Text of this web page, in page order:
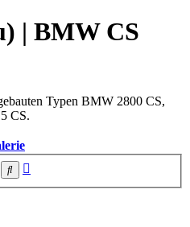
| BMW CS
Typen BMW 2800 CS,
CS.
Suche